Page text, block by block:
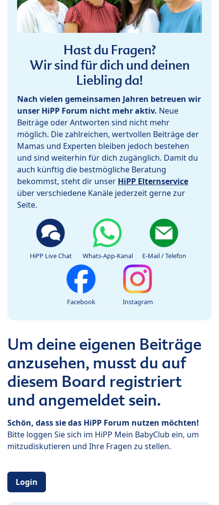
Hast du Fragen?
Wir sind für dich und deinen
Liebling da!
Nach vielen gemeinsamen Jahren betreuen wir
unser HiPP Forum nicht mehr aktiv. Neue
Beiträge oder Antworten sind nicht mehr
möglich. Die zahlreichen, wertvollen Beiträge der
Mamas und Experten bleiben jedoch bestehen
und sind weiterhin für dich zugänglich. Damit du
auch künftig die bestmögliche Beratung
bekommst, steht dir unser HiPP Elternservice
über verschiedene Kanäle jederzeit gerne zur
Seite.
HiPP Live Chat Whats-App-Kanal E-Mail / Telefon
Facebook Instagram
Um deine eigenen Beiträge
anzusehen, musst du auf
diesem Board registriert
und angemeldet sein.
Schön, dass sie das HiPP Forum nutzen möchten!
Bitte loggen Sie sich im HiPP Mein BabyClub ein, um
mitzudiskutieren und Ihre Fragen zu stellen.
Login